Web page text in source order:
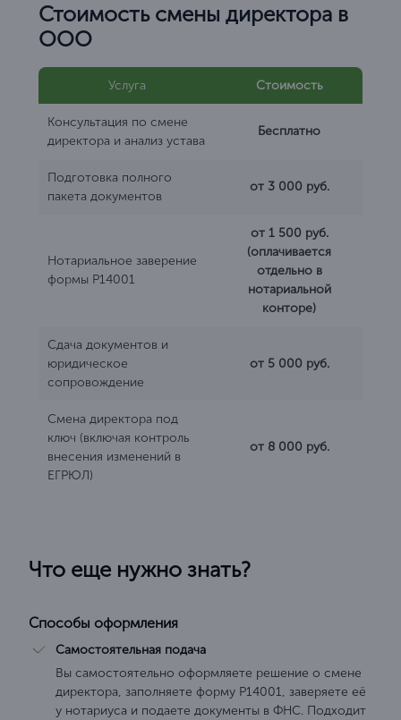
Стоимость смены директора в
ООО
Услуга Стоимость
Консультация по смене
директора и анализ устава
Бесплатно
Подготовка полного
пакета документов
от 3 000 руб.
Нотариальное заверение
формы Р14001
от 1 500 руб.
(оплачивается
отдельно в
нотариальной
конторе)
Сдача документов и
юридическое
сопровождение
от 5 000 руб.
Смена директора под
ключ (включая контроль
внесения изменений в
ЕГРЮЛ)
от 8 000 руб.
Что еще нужно знать?
Способы оформления
Самостоятельная подача
Вы самостоятельно оформляете решение о смене
директора, заполняете форму Р14001, заверяете её
у нотариуса и подаете документы в ФНС. Подходит